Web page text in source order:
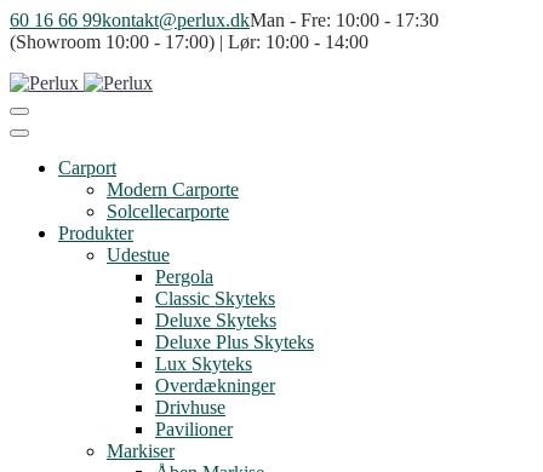
60 16 66 99kontakt@perlux.dkMan - Fre: 10:00 - 17:30
(Showroom 10:00 - 17:00) | Lør: 10:00 - 14:00
Carport
Modern Carporte
Solcellecarporte
Produkter
Udestue
Pergola
Classic Skyteks
Deluxe Skyteks
Deluxe Plus Skyteks
Lux Skyteks
Overdækninger
Drivhuse
Pavilioner
Markiser